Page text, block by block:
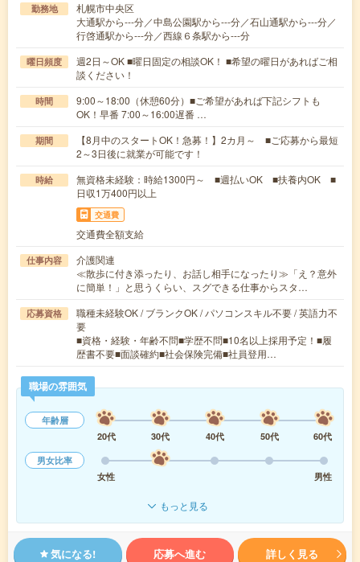
勤務地
札幌市中央区
大通駅から---分／中島公園駅から---分／石山通駅から---分／
行啓通駅から---分／西線６条駅から---分
曜日頻度
週2日～OK ■曜日固定の相談OK！ ■希望の曜日があればご相
談ください！
時間
9:00～18:00（休憩60分）■ご希望があれば下記シフトも
OK！早番 7:00～16:00遅番 …
期間
【8月中のスタートOK！急募！】2カ月～ ■ご応募から最短
2～3日後に就業が可能です！
時給
無資格未経験：時給1300円～ ■週払いOK ■扶養内OK ■
日収1万400円以上
交通費
交通費全額支給
仕事内容
介護関連
≪散歩に付き添ったり、お話し相手になったり≫「え？意外
に簡単！」と思うくらい、スグできる仕事からスタ…
応募資格
職種未経験OK / ブランクOK / パソコンスキル不要 / 英語力不
要
■資格・経験・年齢不問■学歴不問■10名以上採用予定！■履
歴書不要■面談確約■社会保険完備■社員登用…
職場の雰囲気
年齢層
20代
30代 40代 50代
60代
男女比率
女性
男性
もっと見る
気になる! 応募へ進む 詳しく見る